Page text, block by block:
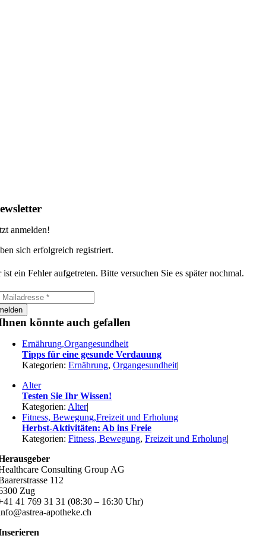
anmelden!
sich erfolgreich registriert.
ist ein Fehler aufgetreten. Bitte versuchen Sie es später nochmal.
könnte auch gefallen
Ernährung,Organgesundheit
Tipps für eine gesunde Verdauung
Kategorien:Ernährung,Organgesundheit|
Alter
Testen Sie Ihr Wissen!
Kategorien:Alter|
Fitness, Bewegung,Freizeit und Erholung
Herbst-Aktivitäten: Ab ins Freie
Kategorien:Fitness, Bewegung,Freizeit und Erholung
Consulting Group AG
112
Zug
41 769 31 31 (08:30 – 16:30 Uhr)
apotheke.ch